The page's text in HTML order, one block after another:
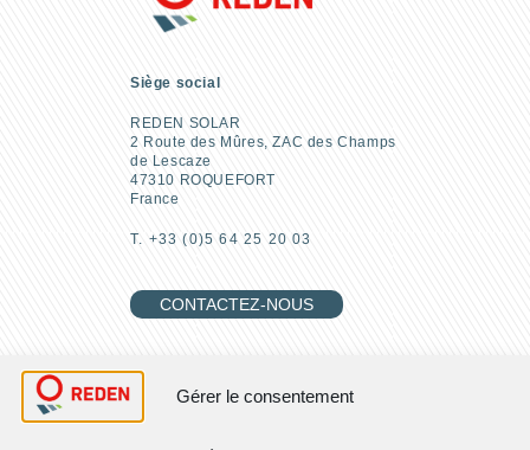
Gérer le consentement
Siège social
REDEN SOLAR
2 Route des Mûres, ZAC des Champs
de Lescaze
47310 ROQUEFORT
France
T. +33 (0)5 64 25 20 03
CONTACTEZ-NOUS